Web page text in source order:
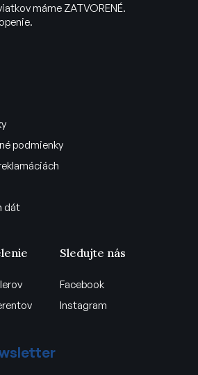
podmienky
dát
máme ZATVORENÉ.
Sledujte nás
Facebook
Instagram